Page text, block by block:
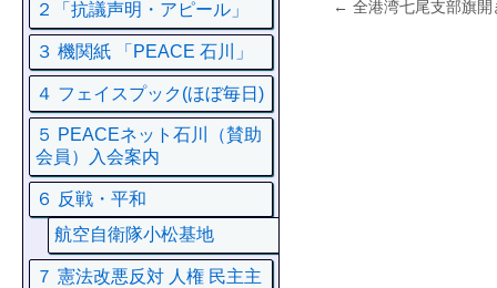
← 全港湾七尾支部旗
２「抗議声明・アピール」
３ 機関紙 「PEACE 石川」
４ フェイスプック(ほぼ毎日)
５ PEACEネット石川（賛助
会員）入会案内
６ 反戦・平和
航空自衛隊小松基地
７ 憲法改悪反対 人権 民主主